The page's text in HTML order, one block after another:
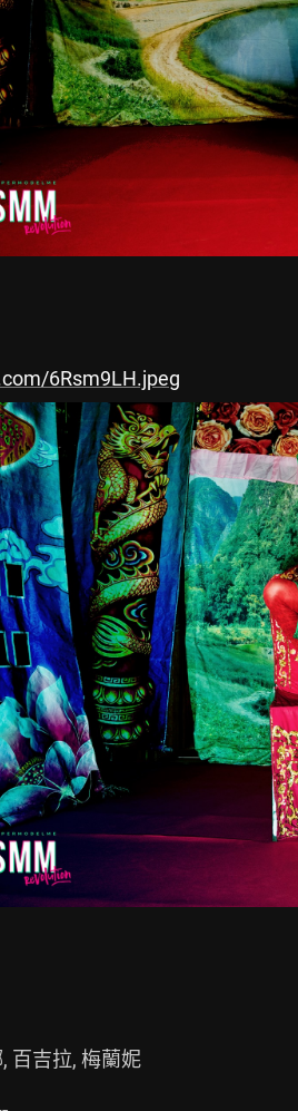
6Rsm9LH.jpeg
百吉拉, 梅蘭妮